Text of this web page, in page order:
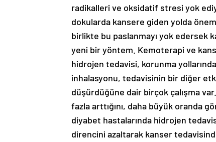
radikalleri ve oksidatif stresi yok
dokularda kansere giden yolda
birlikte bu paslanmayı yok edersek
yeni bir yöntem. Kemoterapi ve
hidrojen tedavisi, korunma
inhalasyonu, tedavisinin bir diğer
düşürdüğüne dair birçok çalışma
fazla arttığını, daha büyük oranda
diyabet hastalarında hidrojen
direncini azaltarak kanser